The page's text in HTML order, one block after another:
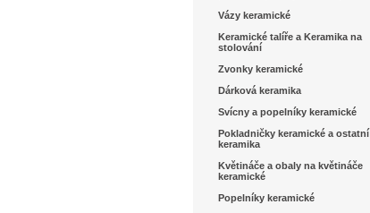
Vázy keramické
Keramické talíře a Keramika na
stolování
Zvonky keramické
Dárková keramika
Svícny a popelníky keramické
Pokladničky keramické a ostatní
keramika
Květináče a obaly na květináče
keramické
Popelníky keramické